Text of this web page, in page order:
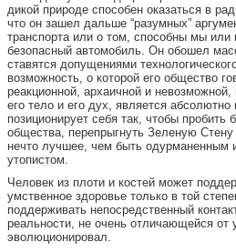
дикой природе способен оказаться в
что он зашел дальше “разумных”
транспорта или о том, способны мы или
безопасный автомобиль. Он обошел
ставятся допущениями
возможность, о которой его общество
реакционной, архаичной и невозможной,
его тело и его дух, является
позиционирует себя так, чтобы пробить
общества, перепрыгнуть Зеленую
нечто лучшее, чем быть одурманенным
утопистом.
Человек из плоти и костей может
умственное здоровье только в той
поддерживать непосредственный
реальности, не очень отличающейся от
эволюционировал.